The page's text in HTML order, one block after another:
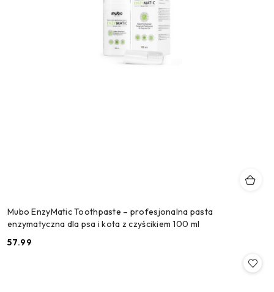
Mubo EnzyMatic Toothpaste – profesjonalna pasta
enzymatyczna dla psa i kota z czyścikiem 100 ml
Cena:
57.99